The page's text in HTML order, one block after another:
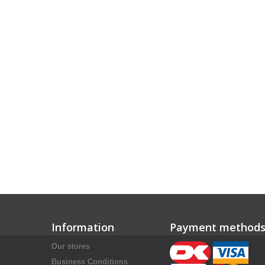
Information
Our stores
Business Conditions
Payment methods